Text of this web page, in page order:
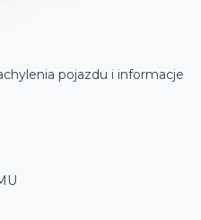
pojazdu i informacje